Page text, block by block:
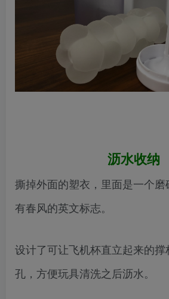
沥水收纳
撕掉外面的塑衣，里面是一个磨
有春风的英文标志。
设计了可让飞机杯直立起来的
孔，方便玩具清洗之后沥水。